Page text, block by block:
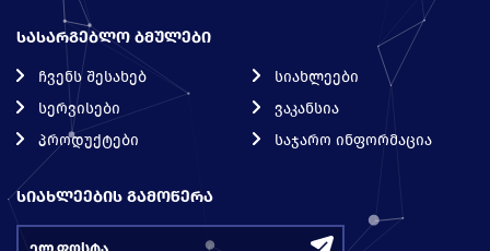
ᲡᲐᲡᲐᲠᲒᲔᲑᲚᲝ ᲑᲛᲣᲚᲔᲑᲘ
ჩვენს შესახებ
სერვისები
პროდუქტები
სიახლეები
ვაკანსია
საჯარო ინფორმაცია
ᲡᲘᲐᲮᲚᲔᲔᲑᲘᲡ ᲒᲐᲛᲝᲬᲔᲠᲐ